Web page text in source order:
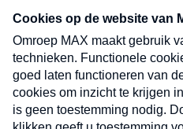
nieuwsbrief. Elke vrijdag-
uw mailbox.